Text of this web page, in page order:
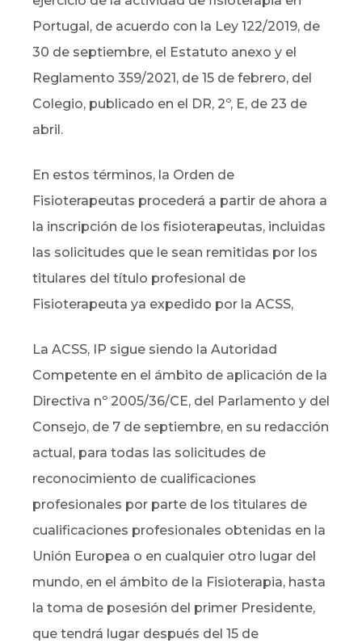
Portugal, de acuerdo con la Ley 122/2019, de
30 de septiembre, el Estatuto anexo y el
Reglamento 359/2021, de 15 de febrero, del
Colegio, publicado en el DR, 2º, E, de 23 de
abril.
En estos términos, la Orden de
Fisioterapeutas procederá a partir de ahora a
la inscripción de los fisioterapeutas, incluidas
las solicitudes que le sean remitidas por los
titulares del título profesional de
Fisioterapeuta ya expedido por la ACSS,
La ACSS, IP sigue siendo la Autoridad
Competente en el ámbito de aplicación de la
Directiva nº 2005/36/CE, del Parlamento y del
Consejo, de 7 de septiembre, en su redacción
actual, para todas las solicitudes de
reconocimiento de cualificaciones
profesionales por parte de los titulares de
cualificaciones profesionales obtenidas en la
Unión Europea o en cualquier otro lugar del
mundo, en el ámbito de la Fisioterapia, hasta
la toma de posesión del primer Presidente,
que tendrá lugar después del 15 de